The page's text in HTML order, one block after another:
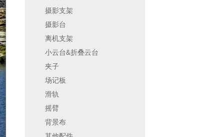
摄影支架
摄影台
离机支架
小云台&折叠云台
夹子
场记板
滑轨
摇臂
背景布